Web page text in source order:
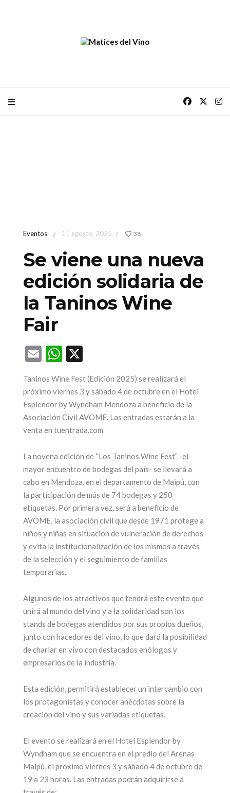
Eventos / 11 agosto, 2025 / 38
Se viene una nueva
edición solidaria de
la Taninos Wine
Fair
EmailWhatsApp
Taninos Wine Fest (Edición 2025) se realizará el
próximo viernes 3 y sábado 4 de octubre en el Hotel
Esplendor by Wyndham Mendoza a beneficio de la
Asociación Civil AVOME. Las entradas estarán a la
venta en tuentrada.com
La novena edición de “Los Taninos Wine Fest” -el
mayor encuentro de bodegas del país- se llevará a
cabo en Mendoza, en el departamento de Maipú, con
la participación de más de 74 bodegas y 250
etiquetas. Por primera vez, será a beneficio de
AVOME, la asociación civil que desde 1971 protege a
niños y niñas en situación de vulneración de derechos
y evita la institucionalización de los mismos a través
de la selección y el seguimiento de familias
temporarias.
Algunos de los atractivos que tendrá este evento que
unirá al mundo del vino y a la solidaridad son los
stands de bodegas atendidos por sus propios dueños,
junto con hacedores del vino, lo que dará la posibilidad
de charlar en vivo con destacados enólogos y
empresarios de la industria.
Esta edición, permitirá establecer un intercambio con
los protagonistas y conocer anécdotas sobre la
creación del vino y sus variadas etiquetas.
El evento se realizará en el Hotel Esplendor by
Wyndham que se encuentra en el predio del Arenas
Maipú, el próximo viernes 3 y sábado 4 de octubre de
19 a 23 horas. Las entradas podrán adquirirse a